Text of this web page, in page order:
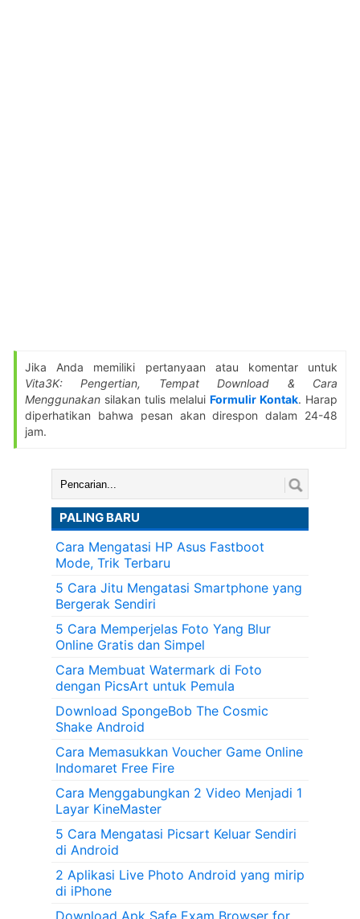
Jika Anda memiliki pertanyaan atau komentar untuk
Vita3K: Pengertian, Tempat Download & Cara
Menggunakansilakan tulis melaluiFormulir Kontak. Harap
diperhatikan bahwa pesan akan direspon dalam 24-48
jam.
Cari:
PALING BARU
Cara Mengatasi HP Asus Fastboot
Mode, Trik Terbaru
5 Cara Jitu Mengatasi Smartphone yang
Bergerak Sendiri
5 Cara Memperjelas Foto Yang Blur
Online Gratis dan Simpel
Cara Membuat Watermark di Foto
dengan PicsArt untuk Pemula
Download SpongeBob The Cosmic
Shake Android
Cara Memasukkan Voucher Game Online
Indomaret Free Fire
Cara Menggabungkan 2 Video Menjadi 1
Layar KineMaster
5 Cara Mengatasi Picsart Keluar Sendiri
di Android
2 Aplikasi Live Photo Android yang mirip
di iPhone